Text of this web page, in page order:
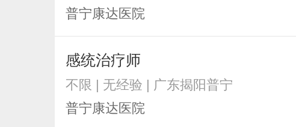
普宁康达医院
感统治疗师
不限 | 无经验 | 广东揭阳普宁
普宁康达医院